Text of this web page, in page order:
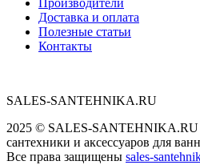
Производители
Доставка и оплата
Полезные статьи
Контакты
SALES-SANTEHNIKA.RU
2025 © SALES-SANTEHNIKA.RU
сантехники и аксессуаров для
Все права защищены sales-